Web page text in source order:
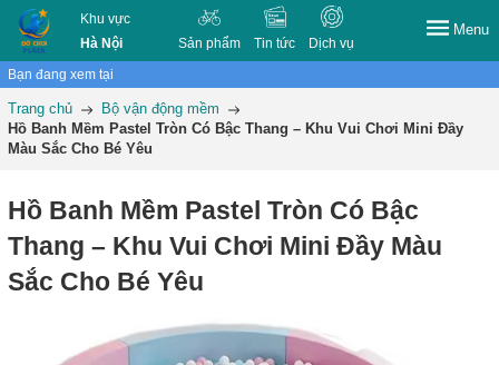
Khu vực
Hà Nội
Sản phẩm Tin tức Dịch vụ
Menu
Bạn đang xem tại
Trang chủ
Bộ vận động mềm
Hồ Banh Mềm Pastel Tròn Có Bậc Thang – Khu Vui Chơi Mini Đầy
Màu Sắc Cho Bé Yêu
Hồ Banh Mềm Pastel Tròn Có Bậc
Thang – Khu Vui Chơi Mini Đầy Màu
Sắc Cho Bé Yêu